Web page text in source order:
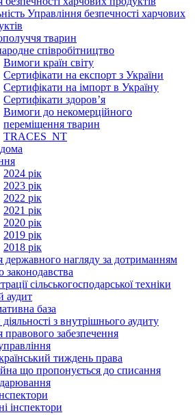
Управління безпечності харчових
тварин
співробітництво
Вимоги країн світу
Сертифікати на експорт з України
Сертифікати на імпорт в Україну
Сертифікати здоров’я
Вимоги до некомерційного
переміщення тварин
TRACES_NT
2024 рік
2023 рік
2022 рік
2021 рік
2020 рік
2019 рік
2018 рік
державного нагляду за дотриманням
законодавства
сільськогосподарської техніки
аудит
база
з внутрішнього аудиту
правового забезпечення
тиждень права
що пропонується до списання
інспектори